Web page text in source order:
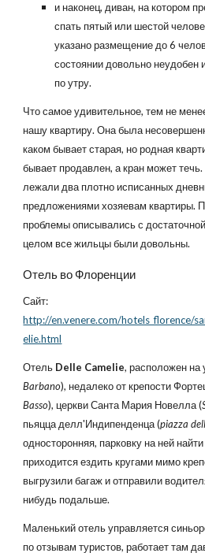
и наконец, диван, на котором
спать пятый или шестой
указано размещение до 6
состоянии довольно неудобен
по утру.
Что самое удивительное, тем не
нашу квартиру. Она была
каком бывает старая, но родная
бывает продавлен, а кран может
лежали два плотно исписанных
предложениями хозяевам квартиры.
проблемы описывались с
целом все жильцы были довольны.
Отель во Флоренции
Сайт:
http://en.venere.com/hotels_florence/
elie.html
Отель Delle Camelie, расположен на
Barbano), недалеко от крепости
Basso), церкви Санта Мария Новелла (
пьяцца делл'Индипенденца (piazza
односторонняя, парковку на ней
приходится ездить кругами мимо
выгрузили багаж и отправили
нибудь подальше.
Маленький отель управляется
по отзывам туристов, работает там